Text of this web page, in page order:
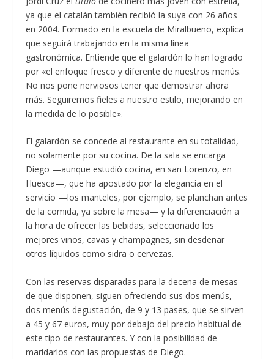
ya que el catalán también recibió la suya con 26 años
en 2004. Formado en la escuela de Miralbueno, explica
que seguirá trabajando en la misma línea
gastronómica. Entiende que el galardón lo han logrado
por «el enfoque fresco y diferente de nuestros menús.
No nos pone nerviosos tener que demostrar ahora
más. Seguiremos fieles a nuestro estilo, mejorando en
la medida de lo posible».
El galardón se concede al restaurante en su totalidad,
no solamente por su cocina. De la sala se encarga
Diego —aunque estudió cocina, en san Lorenzo, en
Huesca—, que ha apostado por la elegancia en el
servicio —los manteles, por ejemplo, se planchan antes
de la comida, ya sobre la mesa— y la diferenciación a
la hora de ofrecer las bebidas, seleccionado los
mejores vinos, cavas y champagnes, sin desdeñar
otros líquidos como sidra o cervezas.
Con las reservas disparadas para la decena de mesas
de que disponen, siguen ofreciendo sus dos menús,
dos menús degustación, de 9 y 13 pases, que se sirven
a 45 y 67 euros, muy por debajo del precio habitual de
este tipo de restaurantes. Y con la posibilidad de
maridarlos con las propuestas de Diego.